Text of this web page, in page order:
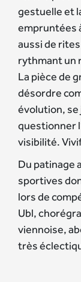
gestuelle et
empruntées
aussi de
rythmant un
La pièce de
désordre
évolution, se
questionner
visibilité.
Du patinage
sportives
lors de
Ubl,
viennoise,
très